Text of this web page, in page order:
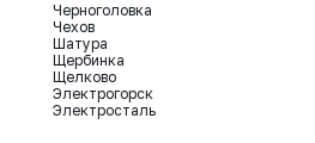
Черноголовка
Чехов
Шатура
Щербинка
Щелково
Электрогорск
Электросталь